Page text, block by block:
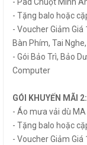
- Tặng balo hoặc
- Voucher Giảm Giá
Bàn Phím, Tai
- Gói Bảo Trì, Bảo
Computer
GÓI KHUYẾN MÃI 2:
- Áo mưa vải dù
- Tặng balo hoặc
- Voucher Giảm Giá